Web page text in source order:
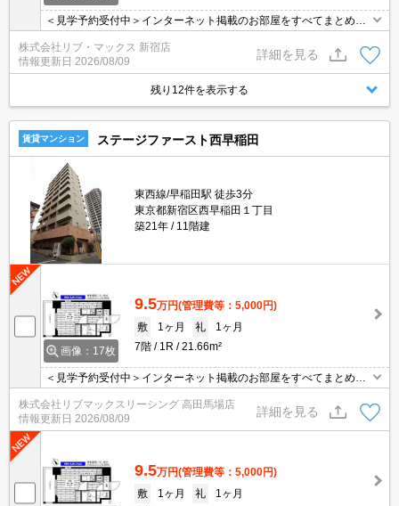
＜見学予約受付中＞インターネット掲載のお部屋をすべてまとめて
ご紹介可能！ 初期費用クレジット決済可！問合せ当日でもご予約可
能！他社掲載物件もまとめてご紹介可能です。オンライン案内可。
写真・動画送付、WEB契約等来店不要でご契約可能。セキュリティ
充実で安心！お気軽にご相談くださいませ。
株式会社リブ・マックス 新宿店
情報更新日 2026/08/09
詳細を見る
残り12件を表示する
賃貸マンション ステージファースト西早稲田
東西線/早稲田駅 徒歩3分
東京都新宿区西早稲田１丁目
築21年
11階建
画像：17枚
9.5万円(管理費等：5,000円)
敷
1ヶ月 礼
1ヶ月
7階
1R 21.66m²
＜見学予約受付中＞インターネット掲載のお部屋をすべてまとめて
ご紹介可能！ 初期費用クレジット決済可！問合せ当日でもご予約可
能！他社掲載物件もまとめてご紹介可能です。オンライン案内可。
写真・動画送付、WEB契約等来店不要でご契約可能。セキュリティ
充実で安心！お気軽にご相談くださいませ。
株式会社リブマックスリーシング 高田馬場店
情報更新日 2026/08/09
詳細を見る
9.5万円(管理費等：5,000円)
敷
1ヶ月 礼
1ヶ月